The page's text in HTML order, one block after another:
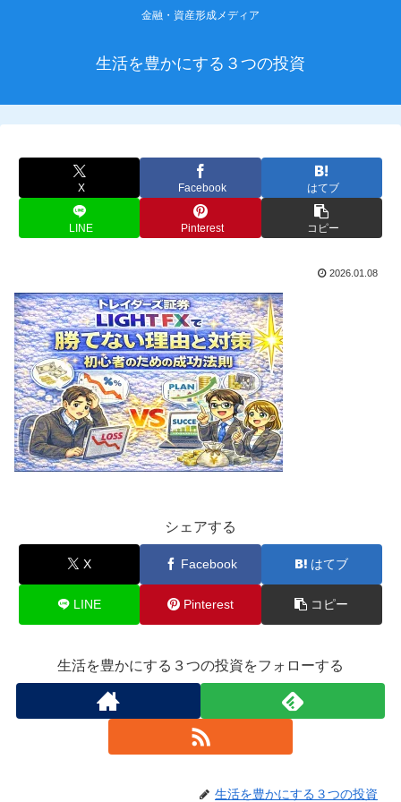
金融・資産形成メディア
生活を豊かにする３つの投資
X Facebook はてブ
LINE Pinterest コピー
2026.01.08
シェアする
X Facebook はてブ
LINE Pinterest コピー
生活を豊かにする３つの投資をフォローする
生活を豊かにする３つの投資